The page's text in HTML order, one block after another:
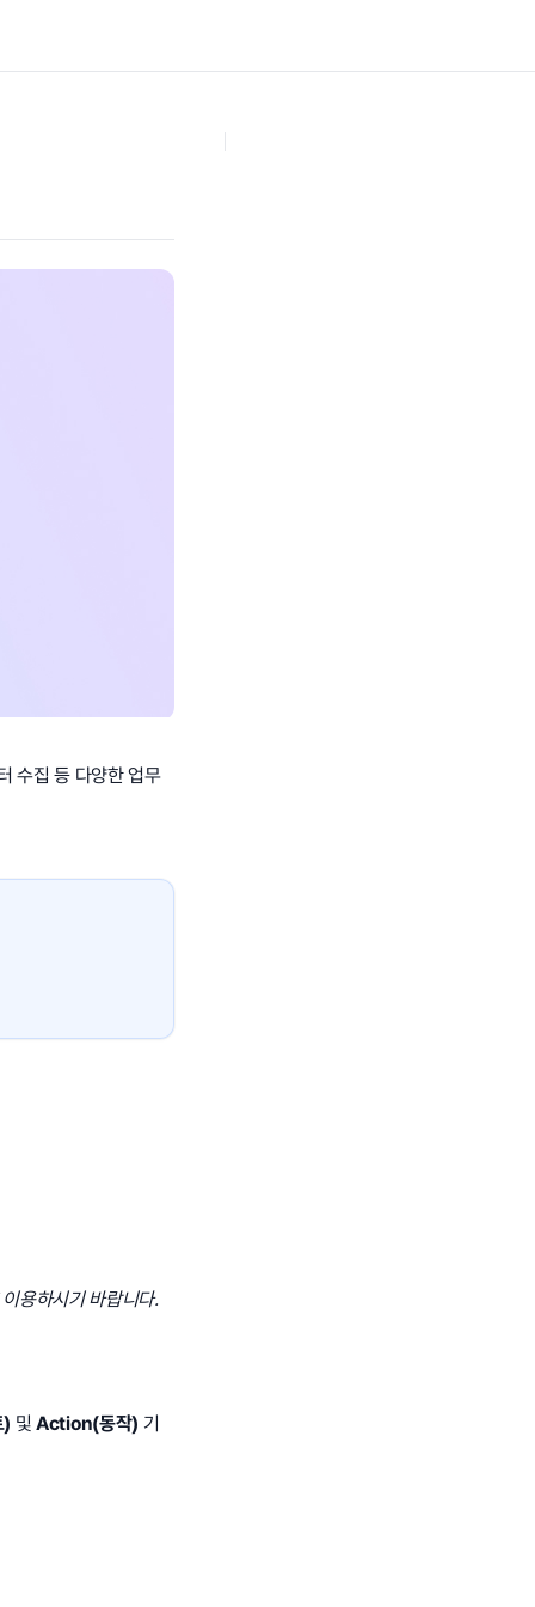
수집 등 다양한 업무
용하시기 바랍니다.
) 및Action(동작) 기